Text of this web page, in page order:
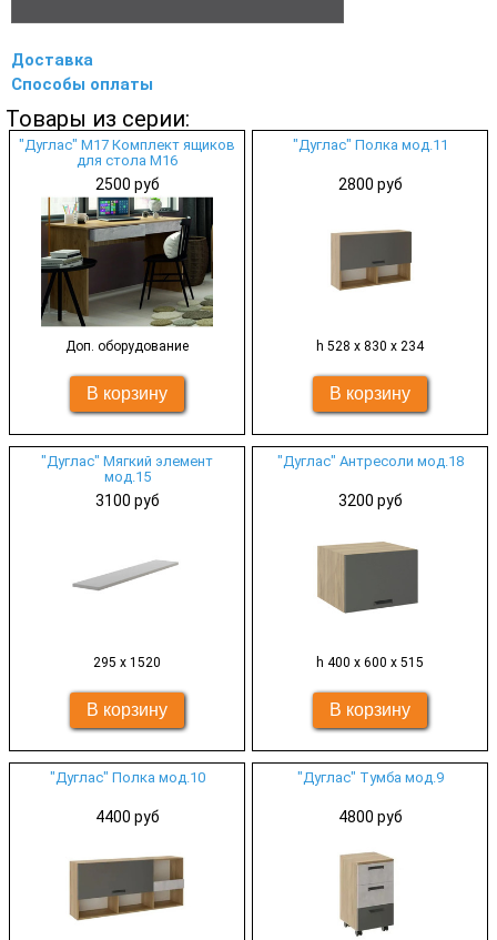
Доставка
Способы оплаты
Товары из серии:
"Дуглас" М17 Комплект ящиков
для стола М16
2500 руб
Доп. оборудование
"Дуглас" Полка мод.11
2800 руб
h 528 х 830 х 234
"Дуглас" Мягкий элемент
мод.15
3100 руб
295 х 1520
"Дуглас" Антресоли мод.18
3200 руб
h 400 х 600 х 515
"Дуглас" Полка мод.10
4400 руб
"Дуглас" Тумба мод.9
4800 руб